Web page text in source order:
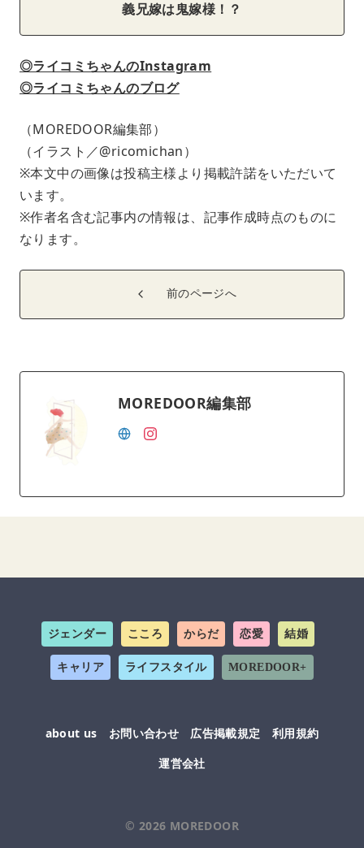
義兄嫁は鬼嫁様！？
◎ライコミちゃんのInstagram
◎ライコミちゃんのブログ
（MOREDOOR編集部）
（イラスト／@ricomichan）
※本文中の画像は投稿主様より掲載許諾をいただいて
います。
※作者名含む記事内の情報は、記事作成時点のものに
なります。
前のページへ
MOREDOOR編集部
ジェンダー こころ からだ 恋愛 結婚
キャリア ライフスタイル MOREDOOR+
about us お問い合わせ 広告掲載規定
利用規約
運営会社
© 2026 MOREDOOR